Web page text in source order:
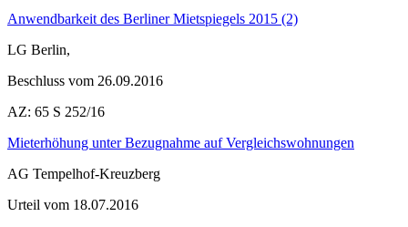
Anwendbarkeit des Berliner Mietspiegels 2015 (2)
LG Berlin,
Beschluss vom 26.09.2016
AZ: 65 S 252/16
Mieterhöhung unter Bezugnahme auf Vergleichswohnungen
AG Tempelhof-Kreuzberg
Urteil vom 18.07.2016